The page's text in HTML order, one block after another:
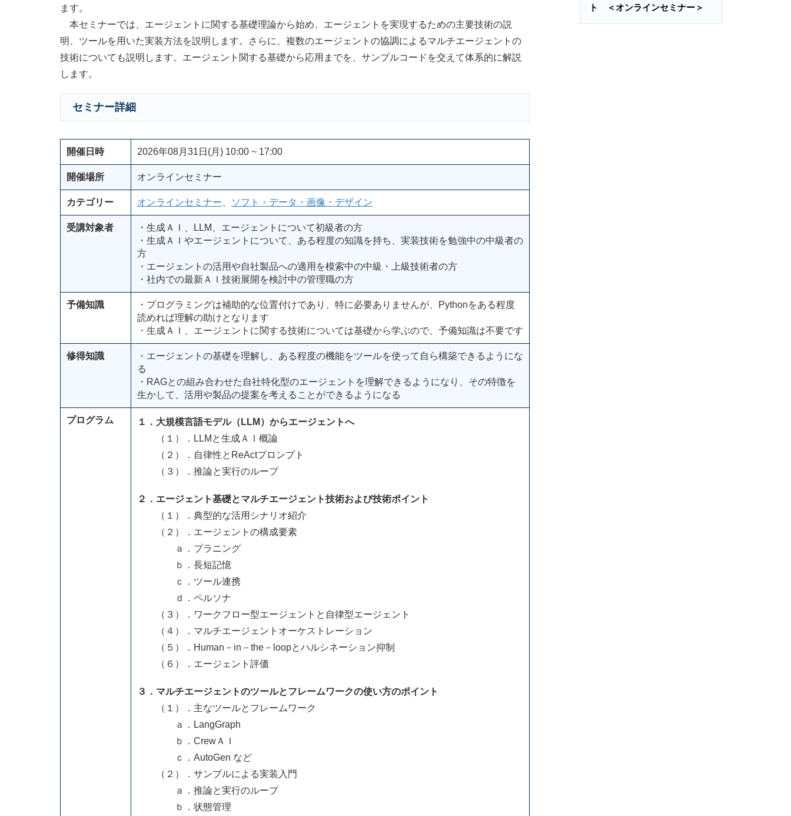
ます。
本セミナーでは、エージェントに関する基礎理論から始め、エージェントを実現するための主要技術の説
明、ツールを用いた実装方法を説明します。さらに、複数のエージェントの協調によるマルチエージェントの
技術についても説明します。エージェント関する基礎から応用までを、サンプルコードを交えて体系的に解説
します。
セミナー詳細
開催日時 2026年08月31日(月) 10:00 ~ 17:00
開催場所 オンラインセミナー
カテゴリー オンラインセミナー ソフト・データ・画像・デザイン
受講対象者
・生成ＡＩ、LLM、エージェントについて初級者の方
・生成ＡＩやエージェントについて、ある程度の知識を持ち、実装技術を勉強中の中級者の
方
・エージェントの活用や自社製品への適用を模索中の中級・上級技術者の方
・社内での最新ＡＩ技術展開を検討中の管理職の方
予備知識
・プログラミングは補助的な位置付けであり、特に必要ありませんが、Pythonをある程度
読めれば理解の助けとなります
・生成ＡＩ、エージェントに関する技術については基礎から学ぶので、予備知識は不要です
修得知識
・エージェントの基礎を理解し、ある程度の機能をツールを使って自ら構築できるようにな
る
・RAGとの組み合わせた自社特化型のエージェントを理解できるようになり、その特徴を
生かして、活用や製品の提案を考えることができるようになる
プログラム
１．大規模言語モデル（LLM）からエージェントへ
（１）．LLMと生成ＡＩ概論
（２）．自律性とReActプロンプト
（３）．推論と実行のループ
２．エージェント基礎とマルチエージェント技術および技術ポイント
（１）．典型的な活用シナリオ紹介
（２）．エージェントの構成要素
ａ．プラニング
ｂ．長短記憶
ｃ．ツール連携
ｄ．ペルソナ
（３）．ワークフロー型エージェントと自律型エージェント
（４）．マルチエージェントオーケストレーション
（５）．Human－in－the－loopとハルシネーション抑制
（６）．エージェント評価
３．マルチエージェントのツールとフレームワークの使い方のポイント
（１）．主なツールとフレームワーク
ａ．LangGraph
ｂ．CrewＡＩ
ｃ．AutoGen など
（２）．サンプルによる実装入門
ａ．推論と実行のループ
ｂ．状態管理
ト ＜オンラインセミナー＞